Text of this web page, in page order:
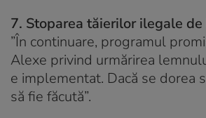
7. Stoparea tăierilor ilegale de
”În continuare, programul
Alexe privind urmărirea
e implementat. Dacă se dorea
să fie făcută”.